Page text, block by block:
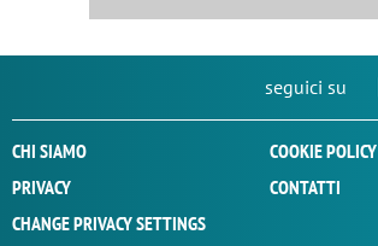
seguici su
CHI SIAMO
COOKIE POLICY
PRIVACY
CONTATTI
CHANGE PRIVACY SETTINGS